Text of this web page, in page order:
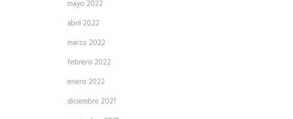
mayo 2022
abril 2022
marzo 2022
febrero 2022
enero 2022
diciembre 2021